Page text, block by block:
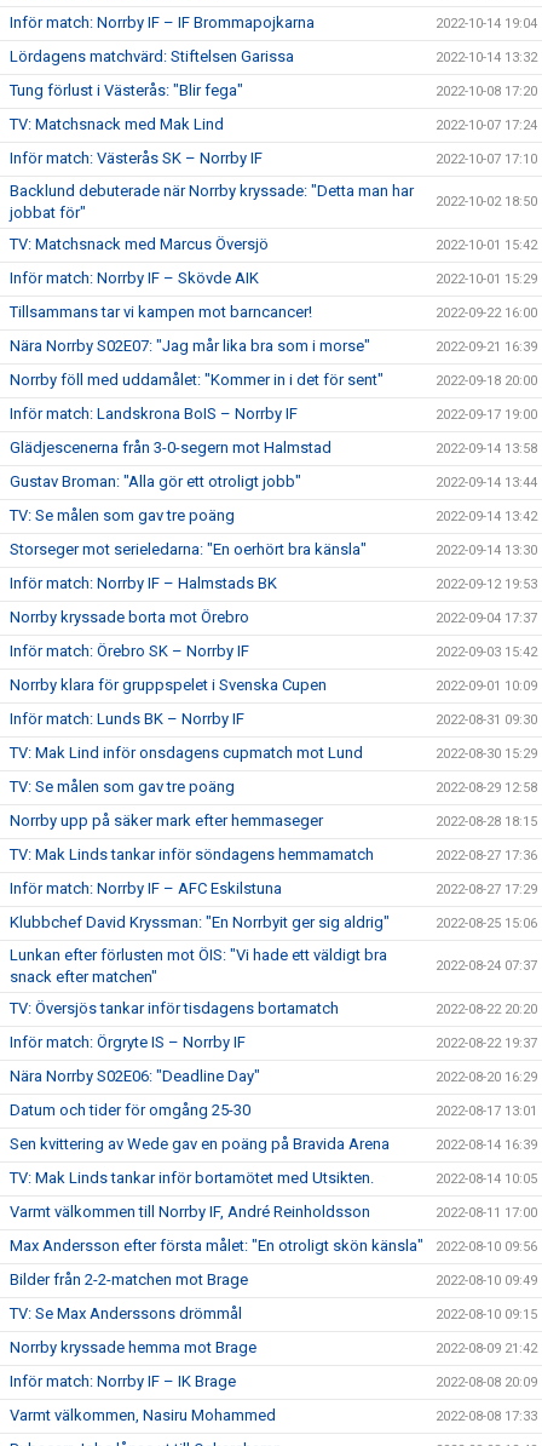
Inför match: Norrby IF – IF Brommapojkarna 2022-10-14 19:04
Lördagens matchvärd: Stiftelsen Garissa 2022-10-14 13:32
Tung förlust i Västerås: "Blir fega" 2022-10-08 17:20
TV: Matchsnack med Mak Lind 2022-10-07 17:24
Inför match: Västerås SK – Norrby IF 2022-10-07 17:10
Backlund debuterade när Norrby kryssade: "Detta man har
jobbat för"
2022-10-02 18:50
TV: Matchsnack med Marcus Översjö 2022-10-01 15:42
Inför match: Norrby IF – Skövde AIK 2022-10-01 15:29
Tillsammans tar vi kampen mot barncancer! 2022-09-22 16:00
Nära Norrby S02E07: "Jag mår lika bra som i morse" 2022-09-21 16:39
Norrby föll med uddamålet: "Kommer in i det för sent" 2022-09-18 20:00
Inför match: Landskrona BoIS – Norrby IF 2022-09-17 19:00
Glädjescenerna från 3-0-segern mot Halmstad 2022-09-14 13:58
Gustav Broman: "Alla gör ett otroligt jobb" 2022-09-14 13:44
TV: Se målen som gav tre poäng 2022-09-14 13:42
Storseger mot serieledarna: "En oerhört bra känsla" 2022-09-14 13:30
Inför match: Norrby IF – Halmstads BK 2022-09-12 19:53
Norrby kryssade borta mot Örebro 2022-09-04 17:37
Inför match: Örebro SK – Norrby IF 2022-09-03 15:42
Norrby klara för gruppspelet i Svenska Cupen 2022-09-01 10:09
Inför match: Lunds BK – Norrby IF 2022-08-31 09:30
TV: Mak Lind inför onsdagens cupmatch mot Lund 2022-08-30 15:29
TV: Se målen som gav tre poäng 2022-08-29 12:58
Norrby upp på säker mark efter hemmaseger 2022-08-28 18:15
TV: Mak Linds tankar inför söndagens hemmamatch 2022-08-27 17:36
Inför match: Norrby IF – AFC Eskilstuna 2022-08-27 17:29
Klubbchef David Kryssman: "En Norrbyit ger sig aldrig" 2022-08-25 15:06
Lunkan efter förlusten mot ÖIS: "Vi hade ett väldigt bra
snack efter matchen"
2022-08-24 07:37
TV: Översjös tankar inför tisdagens bortamatch 2022-08-22 20:20
Inför match: Örgryte IS – Norrby IF 2022-08-22 19:37
Nära Norrby S02E06: "Deadline Day" 2022-08-20 16:29
Datum och tider för omgång 25-30 2022-08-17 13:01
Sen kvittering av Wede gav en poäng på Bravida Arena 2022-08-14 16:39
TV: Mak Linds tankar inför bortamötet med Utsikten. 2022-08-14 10:05
Varmt välkommen till Norrby IF, André Reinholdsson 2022-08-11 17:00
Max Andersson efter första målet: "En otroligt skön känsla" 2022-08-10 09:56
Bilder från 2-2-matchen mot Brage 2022-08-10 09:49
TV: Se Max Anderssons drömmål 2022-08-10 09:15
Norrby kryssade hemma mot Brage 2022-08-09 21:42
Inför match: Norrby IF – IK Brage 2022-08-08 20:09
Varmt välkommen, Nasiru Mohammed 2022-08-08 17:33